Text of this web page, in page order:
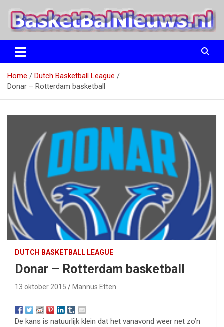
naar
BasketBalNieuws.nl
Etten
Home
Dutch Basketball League
Donar – Rotterdam basketball
DUTCH BASKETBALL LEAGUE
Donar – Rotterdam basketball
13 oktober 2015 Mannus Etten
De kans is natuurlijk klein dat het vanavond weer net zo’n